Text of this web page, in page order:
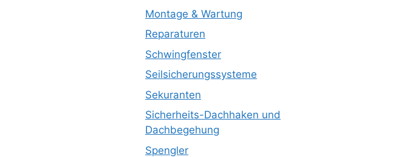
Montage & Wartung
Reparaturen
Schwingfenster
Seilsicherungssysteme
Sekuranten
Sicherheits-Dachhaken und
Dachbegehung
Spengler